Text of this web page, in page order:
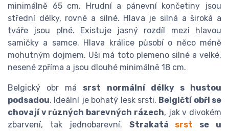
minimálně 65 cm. Hrudní a pánevní končetiny jsou
střední délky, rovné a silné. Hlava je silná a široká a
tváře jsou plné. Existuje jasný rozdíl mezi hlavou
samičky a samce. Hlava králice působí o něco méně
mohutným dojmem. Uši má toto plemeno silné a velké,
nesené zpříma a jsou dlouhé minimálně 18 cm.
Belgický obr má srst normální délky s hustou
podsadou. Ideální je bohatý lesk srsti. Belgičtí obři se
chovají v různých barevných rázech, jak v divokém
zbarvení, tak jednobarevní. Strakatá srst se u